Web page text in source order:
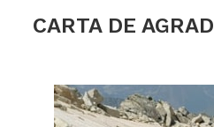
CARTA DE